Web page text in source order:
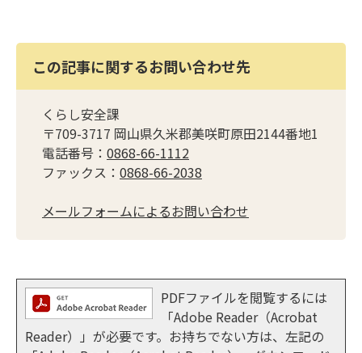
この記事に関するお問い合わせ先
くらし安全課
〒709-3717 岡山県久米郡美咲町原田2144番地1
電話番号： 0868-66-1112
ファックス： 0868-66-2038
メールフォームによるお問い合わせ
PDFファイルを閲覧するには
「Adobe Reader（Acrobat
Reader）」が必要です。お持ちでない方は、左記の